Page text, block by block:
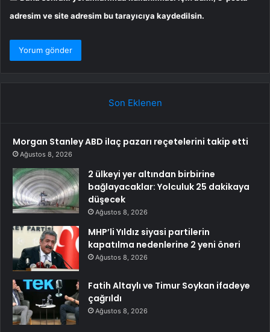
adresim ve site adresim bu tarayıcıya kaydedilsin.
Son Eklenen
Morgan Stanley ABD ilaç pazarı reçetelerini takip etti
Ağustos 8, 2026
2 ülkeyi yer altından birbirine
bağlayacaklar: Yolculuk 25 dakikaya
düşecek
Ağustos 8, 2026
MHP’li Yıldız siyasi partilerin
kapatılma nedenlerine 2 yeni öneri
Ağustos 8, 2026
Fatih Altaylı ve Timur Soykan ifadeye
çağrıldı
Ağustos 8, 2026